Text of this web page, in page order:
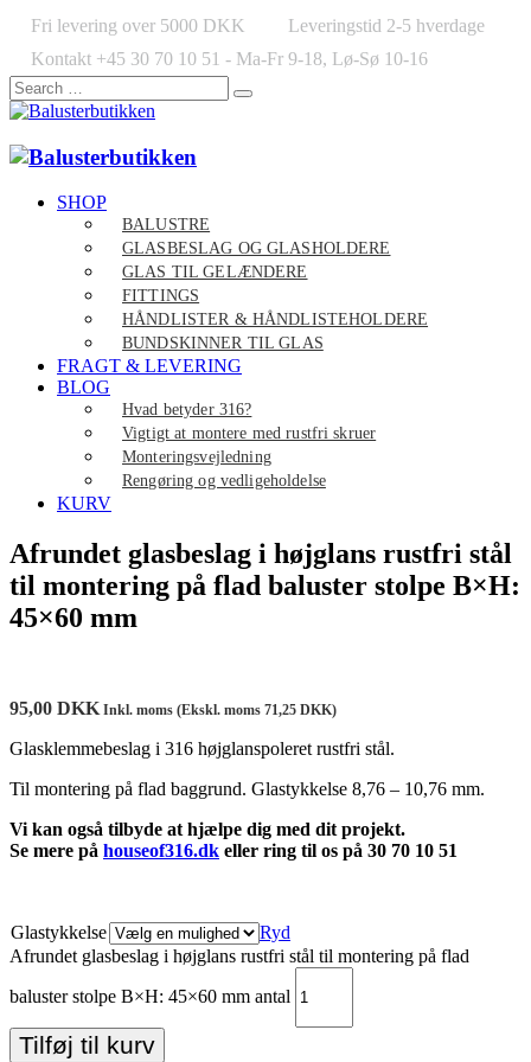
Fri levering over 5000 DKK
Leveringstid 2-5 hverdage
Kontakt +45 30 70 10 51 - Ma-Fr 9-18, Lø-Sø 10-16
SHOP
BALUSTRE
GLASBESLAG OG GLASHOLDERE
GLAS TIL GELÆNDERE
FITTINGS
HÅNDLISTER & HÅNDLISTEHOLDERE
BUNDSKINNER TIL GLAS
FRAGT & LEVERING
BLOG
Hvad betyder 316?
Vigtigt at montere med rustfri skruer
Monteringsvejledning
Rengøring og vedligeholdelse
KURV
Afrundet glasbeslag i højglans rustfri stål
til montering på flad baluster stolpe B×H:
45×60 mm
95,00 DKKInkl. moms (Ekskl. moms 71,25 DKK)
Glasklemmebeslag i 316 højglanspoleret rustfri stål.
Til montering på flad baggrund. Glastykkelse 8,76 – 10,76 mm.
Vi kan også tilbyde at hjælpe dig med dit projekt.
Se mere på houseof316.dk eller ring til os på 30 70 10 51
Glastykkelse
Ryd
Afrundet glasbeslag i højglans rustfri stål til montering på flad
baluster stolpe B×H: 45×60 mm antal
Tilføj til kurv